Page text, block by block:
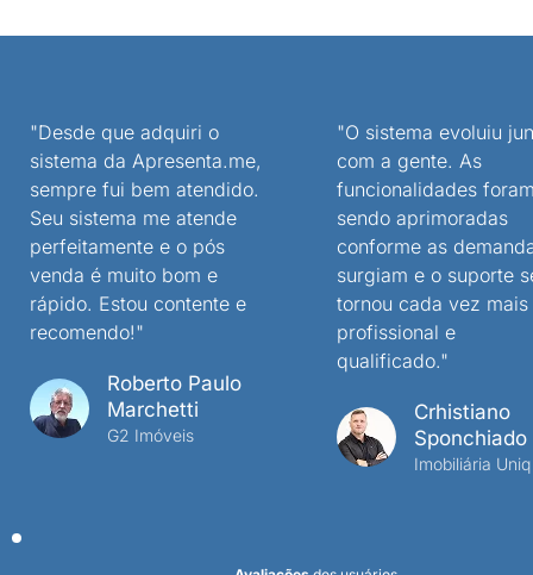
"Desde que adquiri o
sistema da Apresenta.me,
sempre fui bem atendido.
Seu sistema me atende
perfeitamente e o pós
venda é muito bom e
rápido. Estou contente e
recomendo!"
Roberto Paulo
Marchetti
G2 Imóveis
"O sistema evoluiu
com a gente. As
funcionalidades
sendo aprimoradas
conforme as
surgiam e o suporte
tornou cada vez mais
profissional e
qualificado."
Crhistiano
Sponchiado
Imobiliária Uniq